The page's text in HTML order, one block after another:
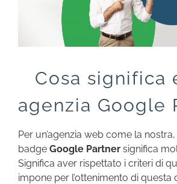
Cosa significa
agenzia Google
Per un’agenzia web come la
badge Google Partner significa
Significa aver rispettato i criteri di
impone per l’ottenimento di questa